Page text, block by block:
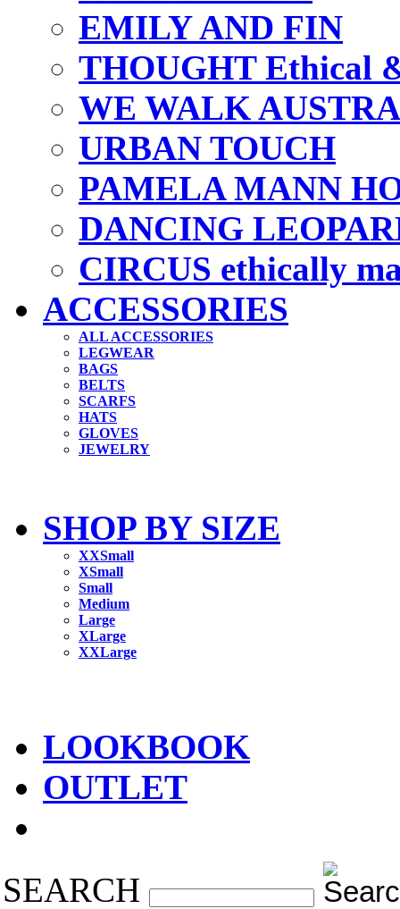
EMILY AND FIN
THOUGHT Ethical
WE WALK
URBAN TOUCH
PAMELA MANN
DANCING
CIRCUS ethically
ACCESSORIES
ALL ACCESSORIES
LEGWEAR
BAGS
BELTS
SCARFS
HATS
GLOVES
JEWELRY
SHOP BY SIZE
XXSmall
XSmall
Small
Medium
Large
XLarge
XXLarge
LOOKBOOK
OUTLET
SEARCH